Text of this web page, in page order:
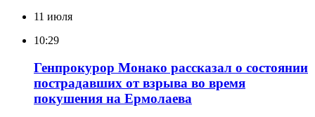
11 июля
10:29
Генпрокурор Монако рассказал о состоянии
пострадавших от взрыва во время
покушения на Ермолаева